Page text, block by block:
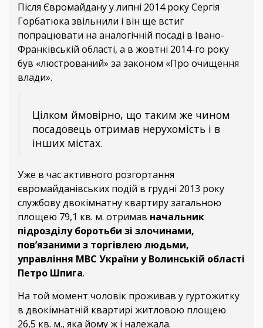
Після Євромайдану у липні 2014 року Сергія
Горбатюка звільнили і він ще встиг
попрацювати на аналогічній посаді в Івано-
Франківській області, а в жовтні 2014-го року
був «люстрований» за законом «Про очищення
влади».
Цілком ймовірно, що таким же чином
посадовець отримав нерухомість і в
інших містах.
Уже в час активного розгортання
євромайданівських подій в грудні 2013 року
службову двокімнатну квартиру загальною
площею 79,1 кв. м. отримав начальник
підрозділу боротьби зі злочинами,
пов’язаними з торгівлею людьми,
управління МВС України у Волинській області
Петро Шпига.
На той момент чоловік проживав у гуртожитку
в двокімнатній квартирі житловою площею
26,5 кв. м., яка йому ж і належала.